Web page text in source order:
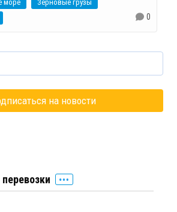
море
Зерновые грузы
0